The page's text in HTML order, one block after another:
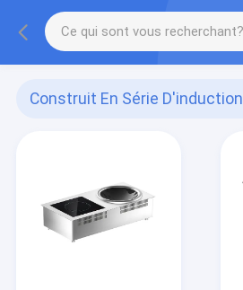
Construit En Série D'induction